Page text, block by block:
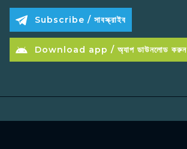
Subscribe / সাবস্ক্রাইব
Download app / অ্যাপ ডাউনলোড করুন